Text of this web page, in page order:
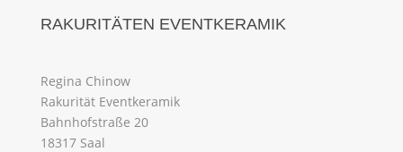
RAKURITÄTEN EVENTKERAMIK
Regina Chinow
Rakurität Eventkeramik
Bahnhofstraße 20
18317 Saal